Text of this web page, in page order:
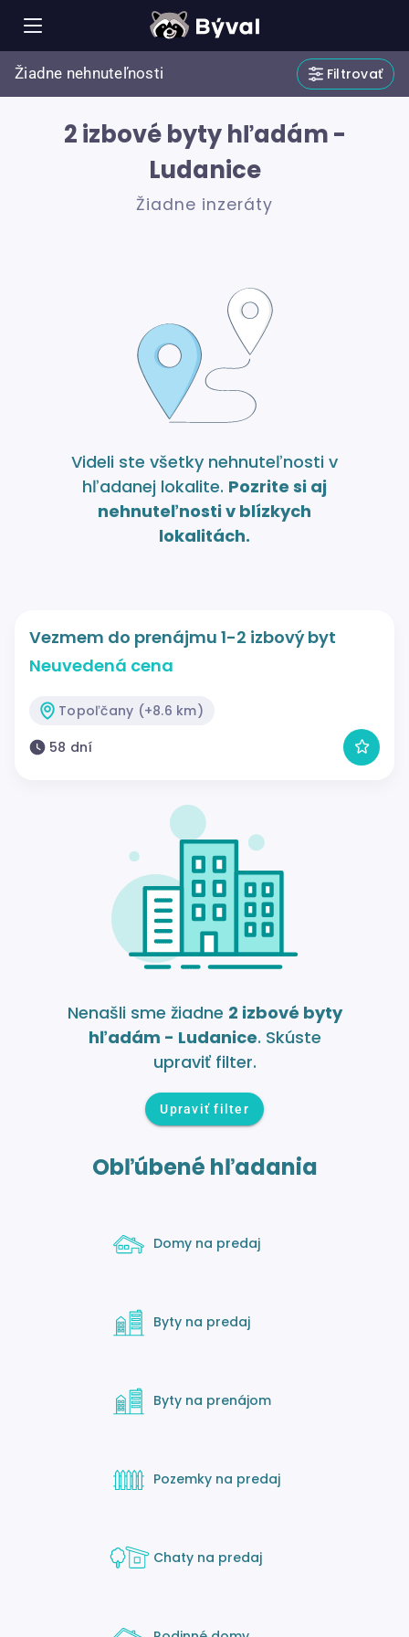
Žiadne nehnuteľnosti Filtrovať
2 izbové byty hľadám -
Ludanice
Žiadne inzeráty
Videli ste všetky nehnuteľnosti v
hľadanej lokalite. Pozrite si aj
nehnuteľnosti v blízkych
lokalitách.
Vezmem do prenájmu 1-2 izbový byt
Neuvedená cena
Topoľčany (+8.6 km)
58 dní
Nenašli sme žiadne 2 izbové byty
hľadám - Ludanice. Skúste
upraviť filter.
Upraviť filter
Obľúbené hľadania
Domy na predaj
Byty na predaj
Byty na prenájom
Pozemky na predaj
Chaty na predaj